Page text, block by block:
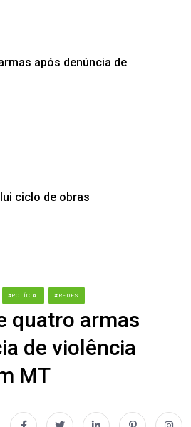
após denúncia de
ciclo de obras
#POLÍCIA #REDES
quatro armas
de violência
MT